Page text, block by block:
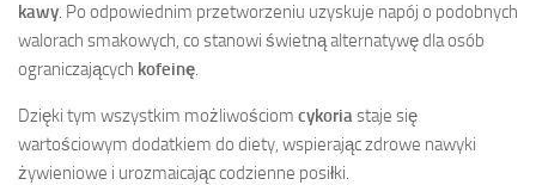
kawy. Po odpowiednim przetworzeniu uzyskuje napój o podobnych
walorach smakowych, co stanowi świetną alternatywę dla osób
ograniczających kofeinę.
Dzięki tym wszystkim możliwościom cykoriastaje się
wartościowym dodatkiem do diety, wspierając zdrowe nawyki
żywieniowe i urozmaicając codzienne posiłki.